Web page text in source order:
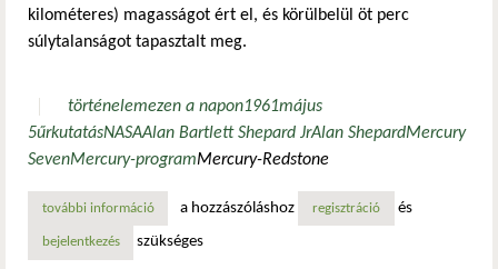
kilométeres) magasságot ért el, és körülbelül öt perc
súlytalanságot tapasztalt meg.
történelemezen a napon1961május
5űrkutatásNASAAlan Bartlett Shepard JrAlan ShepardMercury
SevenMercury-programMercury-Redstone
további információaz első amerikai az űrben tartalommal kapcsolatosan
a hozzászóláshoz regisztráció és
bejelentkezés szükséges